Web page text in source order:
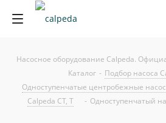
Насосное оборудование Calpeda.
Каталог - Подбор насоса
Одноступенчатые центробежные
Calpeda CT, T
- Одноступенчатый